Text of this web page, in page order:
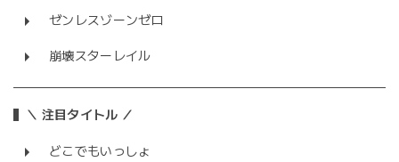
ゼンレスゾーンゼロ
崩壊スターレイル
＼ 注目タイトル ／
どこでもいっしょ